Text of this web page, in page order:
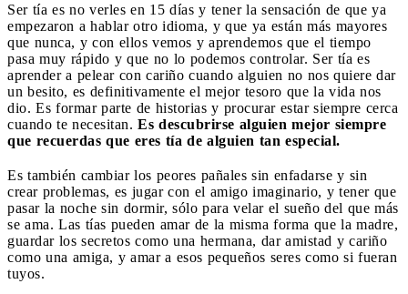
Ser tía es no verles en 15 días y tener la sensación de que ya
empezaron a hablar otro idioma, y que ya están más mayores
que nunca, y con ellos vemos y aprendemos que el tiempo
pasa muy rápido y que no lo podemos controlar. Ser tía es
aprender a pelear con cariño cuando alguien no nos quiere dar
un besito, es definitivamente el mejor tesoro que la vida nos
dio. Es formar parte de historias y procurar estar siempre cerca
cuando te necesitan. Es descubrirse alguien mejor siempre
que recuerdas que eres tía de alguien tan especial.
Es también cambiar los peores pañales sin enfadarse y sin
crear problemas, es jugar con el amigo imaginario, y tener que
pasar la noche sin dormir, sólo para velar el sueño del que más
se ama. Las tías pueden amar de la misma forma que la madre,
guardar los secretos como una hermana, dar amistad y cariño
como una amiga, y amar a esos pequeños seres como si fueran
tuyos.